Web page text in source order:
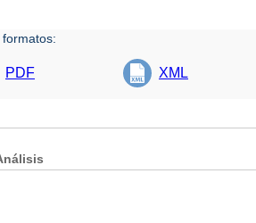
PDF XML